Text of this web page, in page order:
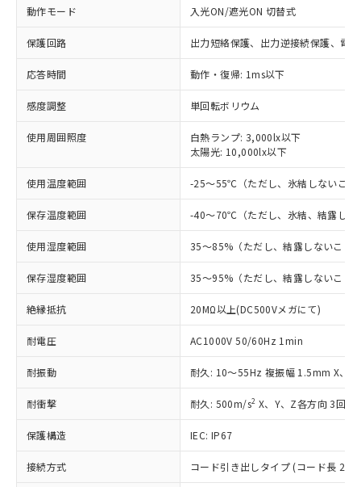
動作モード 入光ON/遮光ON 切替式
保護回路 出力短絡保護、出力逆接続保護、電
応答時間 動作・復帰: 1ms以下
感度調整 単回転ボリウム
使用周囲照度
白熱ランプ: 3,000lx以下
太陽光: 10,000lx以下
使用温度範囲 -25～55℃（ただし、氷結しないこと
保存温度範囲 -40～70℃（ただし、氷結、結露しな
使用湿度範囲 35～85%（ただし、結露しないこと
保存湿度範囲 35～95%（ただし、結露しないこと
絶縁抵抗 20MΩ以上(DC500Vメガにて)
耐電圧 AC1000V 50/60Hz 1min
耐振動 耐久: 10～55Hz 複振幅 1.5mm X、Y
耐衝撃 耐久: 500m/s2 X、Y、Z各方向 3回
保護構造 IEC: IP67
接続方式 コード引き出しタイプ (コード長 2m)
ご利用条件
以下の条件をお読みいただき、同意のうえ
ご利用ください。
本サービスは、当社制御機器事業取扱
商品の当社在庫状況および標準価格
(税抜)を提供させていただくもので
当社制御機器事業取扱商品の中には、
本サービスの対象外となる商品もある
ことをご了承ください。
在庫状況および標準価格照会結果は、
記載している更新日時点での社内デー
覧された時点での実際の在庫および標
準価格とは異なる場合があることをご
※1 対応状況
対応済み：EU RoHS指令（10物質）の
非含有に対応した製品が提供可能な商品で
す。
対応予定：EU RoHS指令（10物質）の非含
有に対応した製品に切り替える予定のある
対応予定なし：EU RoHS指令（10物質）の
非含有に非対応の商品で、対応品を出す予
定はありません。
調査・確認中：EU RoHS指令（10物質）の
非含有の対応状況を調査中または確認中の
非該当品：ライセンス料など無形物で、有
害物質有無と関係のない商品です。
仕入先様の事情により、非含有部品として
いたものが、含有品と判明した場合などや
むを得ず変更することがあります。
鉛(Pb) 1000ppm以下、 水銀(Hg) 1000ppm以下、 カド
ミウム(Cd) 100ppm以下、
六価クロム(Cr(Ⅵ)) 1000ppm以下、ポリ臭化ビフェニル
類(PBB) 1000ppm以下、ポリ臭化ジフェニルエーテル類
※1 中国RoHS○×表
「○」：最大均質材料含有率が中国RoHSの
「×」：最大均質材料含有率が中国RoHSの
基準値を超えていることを示します。
「－」：未確認です。当社販売部門へお問
*中国RoHS10物質の基準値 (GB/T26572)：
Cr(Ⅵ)(六価クロム) : 1000ppm、 PBBs(ポリ臭化ビフェ
ニル類) : 1000ppm、 PBDEs(ポリ臭化ジフェニルエーテ
当社は、これら貴社製品のうち、外国
為替および外国貿易法に定める商品
（以下｢規制貨物等」という）を輸出
または国外への提供する場合は、日本
国政府の輸出許可(または役務取引許
可)を取得するなどの必要な手続きを
一定数以上の在庫あり